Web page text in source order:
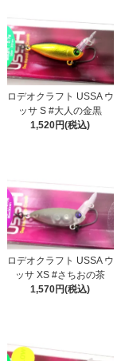
ロデオクラフト USSA ウ
ッサ S #大人の金黒
1,520円(税込)
ロデオクラフト USSA ウ
ッサ XS #さちおの茶
1,570円(税込)